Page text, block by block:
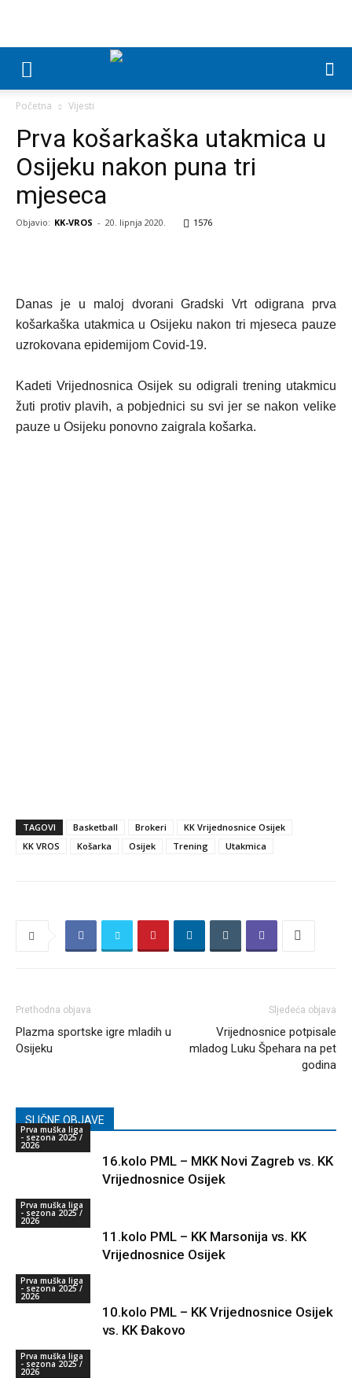
Početna Vijesti
Prva košarkaška utakmica u
Osijeku nakon puna tri
mjeseca
Objavio: KK-VROS - 20. lipnja 2020. 1576
Danas je u maloj dvorani Gradski Vrt odigrana prva
košarkaška utakmica u Osijeku nakon tri mjeseca pauze
uzrokovana epidemijom Covid-19.
Kadeti Vrijednosnica Osijek su odigrali trening utakmicu
žuti protiv plavih, a pobjednici su svi jer se nakon velike
pauze u Osijeku ponovno zaigrala košarka.
TAGOVI Basketball Brokeri
KK Vrijednosnice Osijek
KK VROS
Košarka Osijek Trening Utakmica
Prethodna objava
Plazma sportske igre mladih u
Osijeku
Sljedeća objava
Vrijednosnice potpisale
mladog Luku Špehara na pet
godina
SLIČNE OBJAVE
Prva muška liga
- sezona 2025 /
2026
16.kolo PML – MKK Novi Zagreb vs. KK
Vrijednosnice Osijek
Prva muška liga
- sezona 2025 /
2026
11.kolo PML – KK Marsonija vs. KK
Vrijednosnice Osijek
Prva muška liga
- sezona 2025 /
2026
10.kolo PML – KK Vrijednosnice Osijek
vs. KK Đakovo
Prva muška liga
- sezona 2025 /
2026